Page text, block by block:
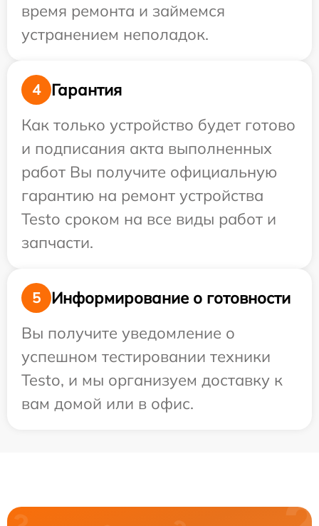
время ремонта и займемся
устранением неполадок.
4
Гарантия
Как только устройство будет готово
и подписания акта выполненных
работ Вы получите официальную
гарантию на ремонт устройства
Testo сроком на все виды работ и
запчасти.
5
Информирование о готовности
Вы получите уведомление о
успешном тестировании техники
Testo, и мы организуем доставку к
вам домой или в офис.